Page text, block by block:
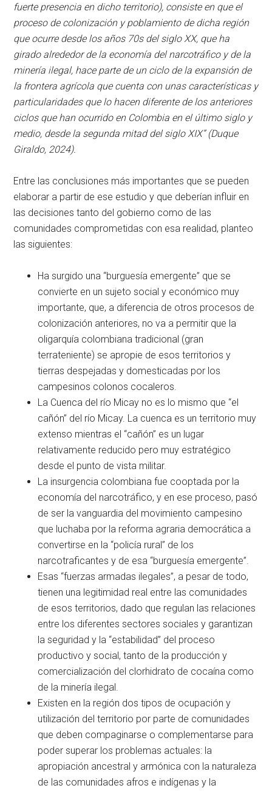
fuerte presencia en dicho territorio), consiste en que el
proceso de colonización y poblamiento de dicha región
que ocurre desde los años 70s del siglo XX, que ha
girado alrededor de la economía del narcotráfico y de la
minería ilegal, hace parte de un ciclo de la expansión de
la frontera agrícola que cuenta con unas características y
particularidades que lo hacen diferente de los anteriores
ciclos que han ocurrido en Colombia en el último siglo y
medio, desde la segunda mitad del siglo XIX” (Duque
Giraldo, 2024).
Entre las conclusiones más importantes que se pueden
elaborar a partir de ese estudio y que deberían influir en
las decisiones tanto del gobierno como de las
comunidades comprometidas con esa realidad, planteo
las siguientes:
Ha surgido una “burguesía emergente” que se
convierte en un sujeto social y económico muy
importante, que, a diferencia de otros procesos de
colonización anteriores, no va a permitir que la
oligarquía colombiana tradicional (gran
terrateniente) se apropie de esos territorios y
tierras despejadas y domesticadas por los
campesinos colonos cocaleros.
La Cuenca del río Micay no es lo mismo que “el
cañón” del río Micay. La cuenca es un territorio muy
extenso mientras el “cañón” es un lugar
relativamente reducido pero muy estratégico
desde el punto de vista militar.
La insurgencia colombiana fue cooptada por la
economía del narcotráfico, y en ese proceso, pasó
de ser la vanguardia del movimiento campesino
que luchaba por la reforma agraria democrática a
convertirse en la “policía rural” de los
narcotraficantes y de esa “burguesía emergente”.
Esas “fuerzas armadas ilegales”, a pesar de todo,
tienen una legitimidad real entre las comunidades
de esos territorios, dado que regulan las relaciones
entre los diferentes sectores sociales y garantizan
la seguridad y la “estabilidad” del proceso
productivo y social, tanto de la producción y
comercialización del clorhidrato de cocaína como
de la minería ilegal.
Existen en la región dos tipos de ocupación y
utilización del territorio por parte de comunidades
que deben compaginarse o complementarse para
poder superar los problemas actuales: la
apropiación ancestral y armónica con la naturaleza
de las comunidades afros e indígenas y la